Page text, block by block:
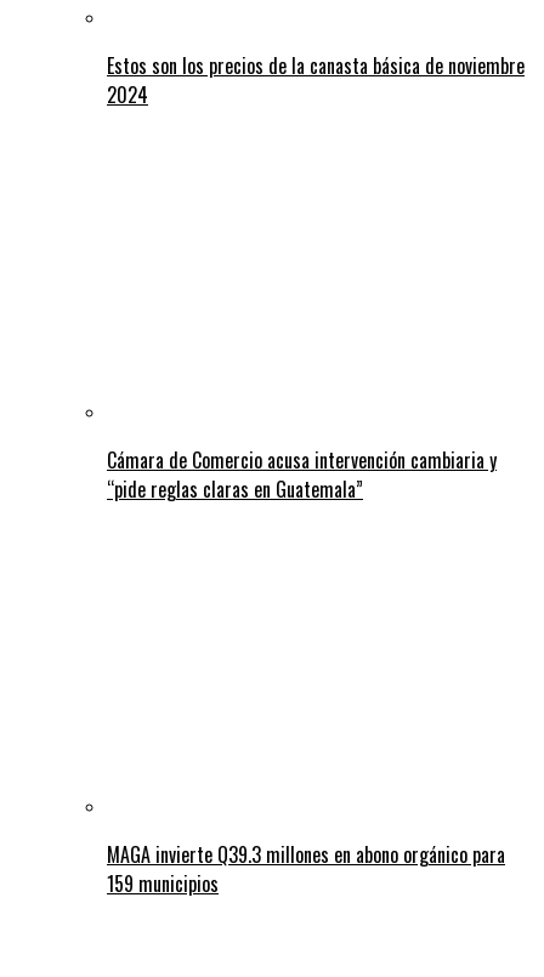
Estos son los precios de la canasta básica de noviembre
2024
Cámara de Comercio acusa intervención cambiaria y
“pide reglas claras en Guatemala”
MAGA invierte Q39.3 millones en abono orgánico para
159 municipios